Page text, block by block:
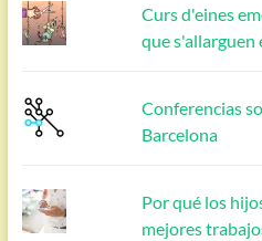
Curs d'eines
que s'allarguen
Conferencias
Barcelona
Por qué los
mejores